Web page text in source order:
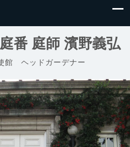
番 庭師 濱野義弘
館 ヘッドガーデナー